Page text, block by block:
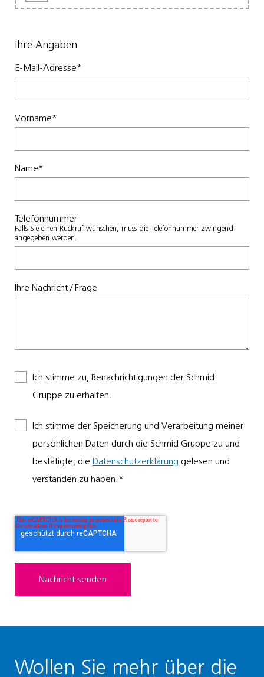
Ihre Angaben
E-Mail-Adresse*
Vorname*
Name*
Telefonnummer
Falls Sie einen Rückruf wünschen, muss die Telefonnummer zwingend
angegeben werden.
Ihre Nachricht / Frage
Ich stimme zu, Benachrichtigungen der Schmid
Gruppe zu erhalten.
Ich stimme der Speicherung und Verarbeitung meiner
persönlichen Daten durch die Schmid Gruppe zu und
bestätigte, die Datenschutzerklärung gelesen und
verstanden zu haben. *
Wollen Sie mehr über die